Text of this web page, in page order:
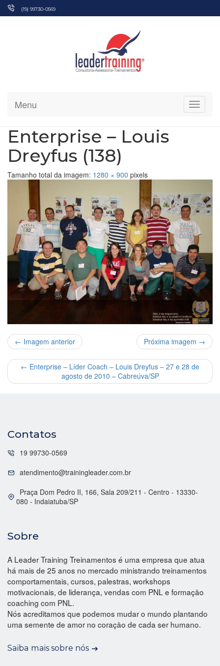
Pular
(19) 99730-0569
Menu
Enterprise – Louis
Dreyfus (138)
Tamanho total da imagem: 1280 × 900 pixels
← Imagem anterior Próxima imagem →
← Enterprise – Líder Coach – Louis Dreyfus – 27 e 28 de
agosto de 2010 – Cabreúva/SP
Contatos
19 99730-0569
atendimento@trainingleader.com.br
Praça Dom Pedro II, 166, Sala 209/211 - Centro - 13330-
080 - Indaiatuba/SP
Sobre
A Leader Training Treinamentos é uma empresa que atua
há mais de 25 anos no mercado ministrando treinamentos
comportamentais, cursos, palestras, workshops
motivacionais, de liderança, vendas com PNL e formação
coaching com PNL.
Nós acreditamos que podemos mudar o mundo plantando
uma semente de amor no coração de cada ser humano.
Saiba mais sobre nós